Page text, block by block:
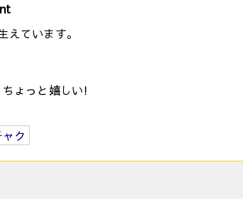
えています。
っと嬉しい!
ク